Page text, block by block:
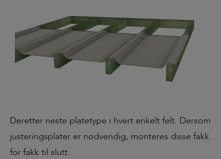
Deretter neste platetype i hvert enkelt felt. Dersom
justeringsplater er nødvendig, monteres disse fakk
for fakk til slutt.